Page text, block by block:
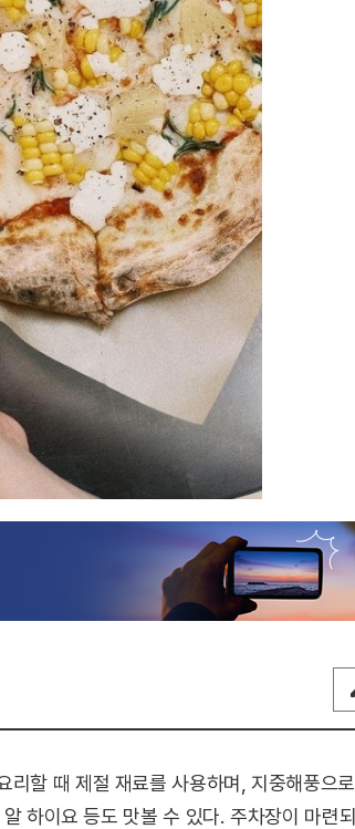
할 때 제절 재료를 사용하며, 지중해풍으
하이요 등도 맛볼 수 있다. 주차장이 마련